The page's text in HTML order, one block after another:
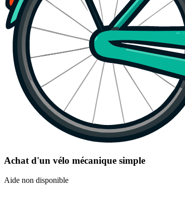
Achat d'un vélo mécanique simple
Aide non disponible